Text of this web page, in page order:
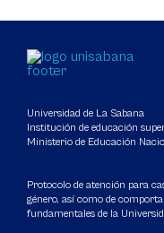
Universidad de La Sabana
Institución de educación
Ministerio de Educación
Protocolo de atención para
género, así como de
fundamentales de la